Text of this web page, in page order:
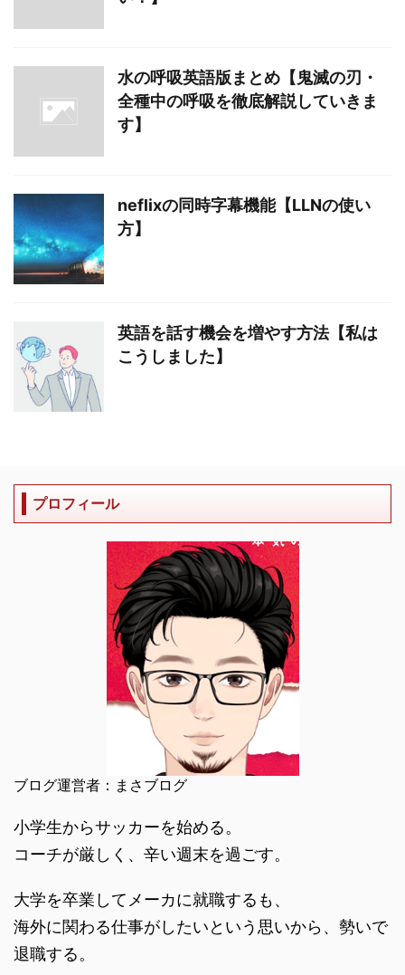
水の呼吸英語版まとめ【鬼滅の刃・
全種中の呼吸を徹底解説していきま
す】
neflixの同時字幕機能【LLNの使い
方】
英語を話す機会を増やす方法【私は
こうしました】
プロフィール
ブログ運営者：まさブログ
小学生からサッカーを始める。
コーチが厳しく、辛い週末を過ごす。
大学を卒業してメーカに就職するも、
海外に関わる仕事がしたいという思いから、勢いで
退職する。